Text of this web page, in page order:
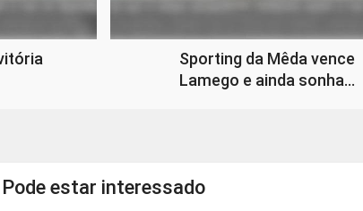
Sporting da Mêda vence
Lamego e ainda sonha…
Pode estar interessado